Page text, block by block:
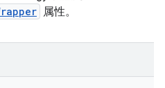
属性。